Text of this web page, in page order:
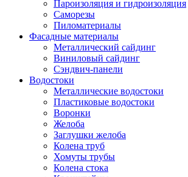
Пароизоляция и гидроизоляция
Саморезы
Пиломатериалы
Фасадные материалы
Металлический сайдинг
Виниловый сайдинг
Сэндвич-панели
Водостоки
Металлические водостоки
Пластиковые водостоки
Воронки
Желоба
Заглушки желоба
Колена труб
Хомуты трубы
Колена стока